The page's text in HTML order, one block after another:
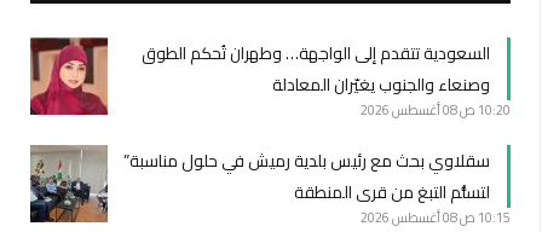
السعودية تتقدم إلى الواجهة… وطهران تُحكم الطوق
وصنعاء والجنوب يغيّران المعادلة
10:20 ص 08 أغسطس 2026
سقلاوي بحث مع رئيس بلدية رميش في حلول مناسبة”
لتسلُّم التبغ من قرى المنطقة
10:15 ص 08 أغسطس 2026